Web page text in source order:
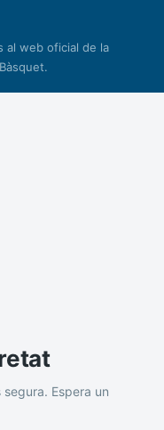
al web oficial de la
Espera un